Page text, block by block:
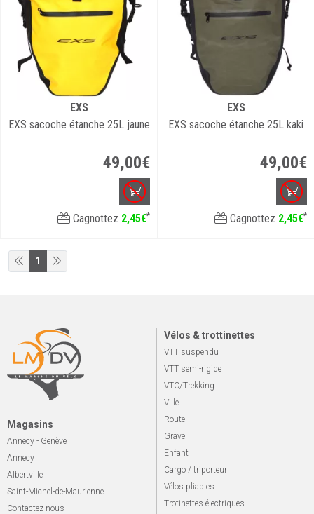
EXS
EXS sacoche étanche 25L jaune
49,00€
Cagnottez 2,45€*
EXS
EXS sacoche étanche 25L kaki
49,00€
Cagnottez 2,45€*
1
Magasins
Annecy - Genève
Annecy
Albertville
Saint-Michel-de-Maurienne
Contactez-nous
Vélos & trottinettes
VTT suspendu
VTT semi-rigide
VTC/Trekking
Ville
Route
Gravel
Enfant
Cargo / triporteur
Vélos pliables
Trotinettes électriques